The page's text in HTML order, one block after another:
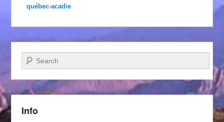
québec-acadie
Suchen
Info